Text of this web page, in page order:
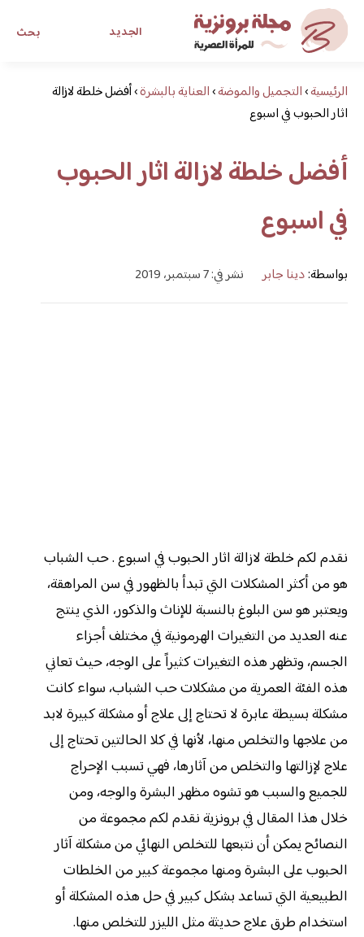
بحث الجديد
مجلة برونزية للفتاة العصريةالرئيسية›التجميل والموضة›العناية بالبشرة›أفضل خلطة لازالة
اثار الحبوب في اسبوع
أفضل خلطة لازالة اثار الحبوب
في اسبوع
بواسطة:دينا جابر نشر في: 7 سبتمبر، 2019
نقدم لكم خلطة لازالة اثار الحبوب في اسبوع . حب الشباب
هو من أكثر المشكلات التي تبدأ بالظهور في سن المراهقة،
ويعتبر هو سن البلوغ بالنسبة للإناث والذكور، الذي ينتج
عنه العديد من التغيرات الهرمونية في مختلف أجزاء
الجسم، وتظهر هذه التغيرات كثيراً على الوجه، حيث تعاني
هذه الفئة العمرية من مشكلات حب الشباب، سواء كانت
مشكلة بسيطة عابرة لا تحتاج إلى علاج أو مشكلة كبيرة لابد
من علاجها والتخلص منها، لأنها في كلا الحالتين تحتاج إلى
علاج لإزالتها والتخلص من آثارها، فهي تسبب الإحراج
للجميع والسبب هو تشوه مظهر البشرة والوجه، ومن
خلال هذا المقال في برونزية نقدم لكم مجموعة من
النصائح يمكن أن نتبعها للتخلص النهائي من مشكلة آثار
الحبوب على البشرة ومنها مجموعة كبير من الخلطات
الطبيعية التي تساعد بشكل كبير في حل هذه المشكلة أو
استخدام طرق علاج حديثة مثل الليزر للتخلص منها.